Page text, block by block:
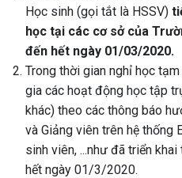
Học sinh (gọi tắt là HSSV)
học tại các cơ sở của
đến hết ngày 01/03/2020.
Trong thời gian nghỉ học
gia các hoạt động học tập
khác) theo các thông báo
và Giảng viên trên hệ thống
sinh viên, ...như đã triển
hết ngày 01/3/2020.